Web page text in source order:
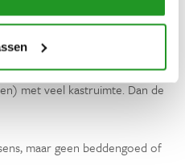
tafel met 4 stoelen en de
te lezen...genieten!
(1 tweepersoonsbed en
met veel kastruimte. Dan de
maar geen beddengoed of